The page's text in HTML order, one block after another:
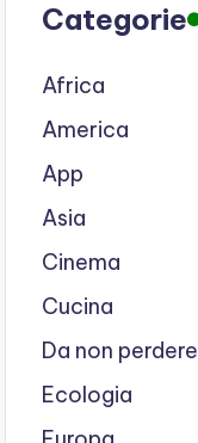
Categorie
Africa
America
App
Asia
Cinema
Cucina
Da non perdere
Ecologia